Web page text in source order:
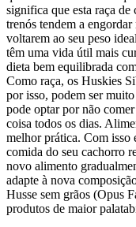
significa que esta raça de
trenós tendem a
voltarem ao seu peso
têm uma vida útil mais
dieta bem equilibrada
Como raça, os Huskies
por isso, podem ser
pode optar por não
coisa todos os dias.
melhor prática. Com isso
comida do seu cachorro
novo alimento
adapte à nova
Husse sem grãos (Opus
produtos de maior